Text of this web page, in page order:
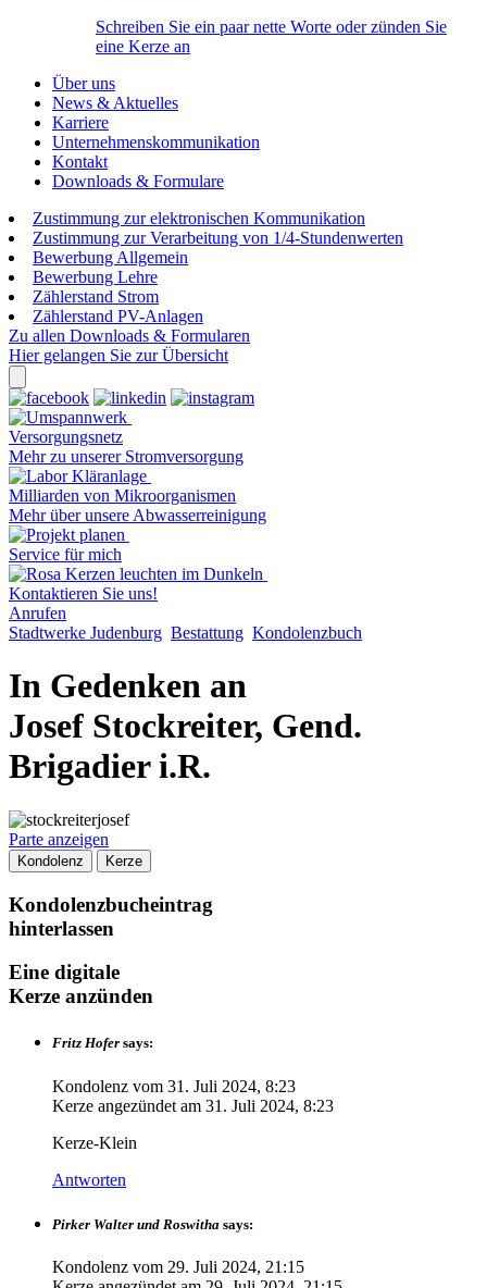
Schreiben Sie ein paar nette Worte oder zünden Sie
eine Kerze an
Über uns
News & Aktuelles
Karriere
Unternehmenskommunikation
Kontakt
Downloads & Formulare
Zustimmung zur elektronischen Kommunikation
Zustimmung zur Verarbeitung von 1/4-Stundenwerten
Bewerbung Allgemein
Bewerbung Lehre
Zählerstand Strom
Zählerstand PV-Anlagen
Zu allen Downloads & Formularen
Hier gelangen Sie zur Übersicht
Versorgungsnetz
Mehr zu unserer Stromversorgung
Milliarden von Mikroorganismen
Mehr über unsere Abwasserreinigung
Service für mich
Kontaktieren Sie uns!
Anrufen
Stadtwerke Judenburg Bestattung Kondolenzbuch
In Gedenken an
Josef Stockreiter, Gend.
Brigadier i.R.
Parte anzeigen
Kondolenz Kerze
Kondolenzbucheintrag
hinterlassen
Eine digitale
Kerze anzünden
Fritz Hofer says:
Kondolenz vom 31. Juli 2024, 8:23
Kerze angezündet am 31. Juli 2024, 8:23
Kerze-Klein
Antworten
Pirker Walter und Roswitha says:
Kondolenz vom 29. Juli 2024, 21:15